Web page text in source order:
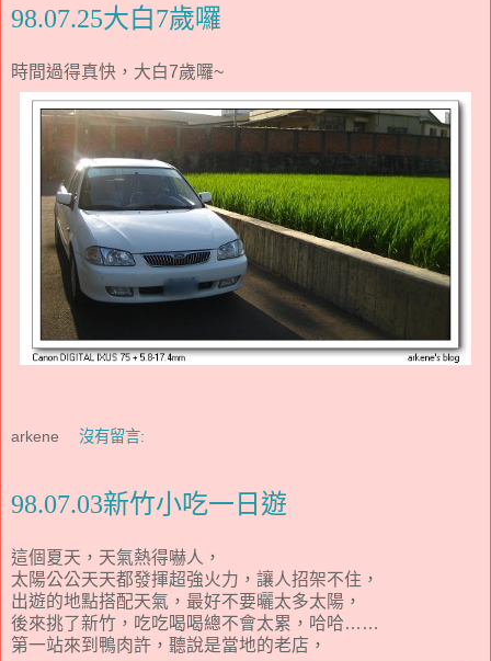
98.07.25大白7歲囉
時間過得真快，大白7歲囉~
arkene 沒有留言:
98.07.03新竹小吃一日遊
這個夏天，天氣熱得嚇人，
太陽公公天天都發揮超強火力，讓人招架不住，
出遊的地點搭配天氣，最好不要曬太多太陽，
後來挑了新竹，吃吃喝喝總不會太累，哈哈……
第一站來到鴨肉許，聽說是當地的老店，